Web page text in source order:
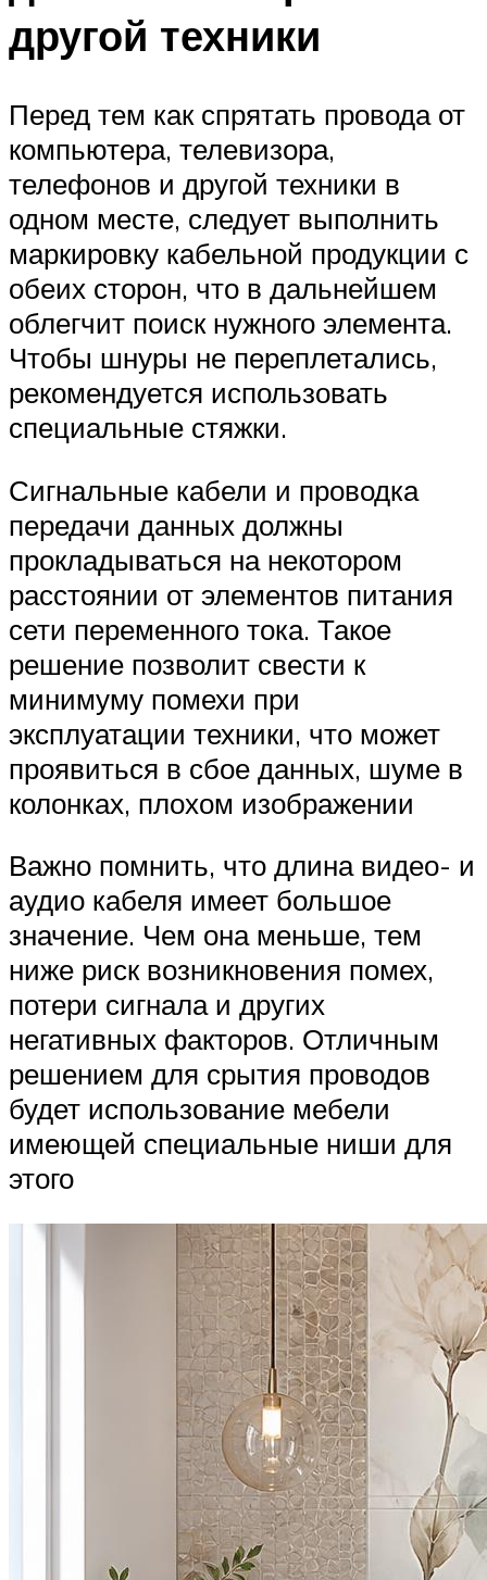
другой техники
Перед тем как спрятать провода от
компьютера, телевизора,
телефонов и другой техники в
одном месте, следует выполнить
маркировку кабельной продукции с
обеих сторон, что в дальнейшем
облегчит поиск нужного элемента.
Чтобы шнуры не переплетались,
рекомендуется использовать
специальные стяжки.
Сигнальные кабели и проводка
передачи данных должны
прокладываться на некотором
расстоянии от элементов питания
сети переменного тока. Такое
решение позволит свести к
минимуму помехи при
эксплуатации техники, что может
проявиться в сбое данных, шуме в
колонках, плохом изображении
Важно помнить, что длина видео- и
аудио кабеля имеет большое
значение. Чем она меньше, тем
ниже риск возникновения помех,
потери сигнала и других
негативных факторов. Отличным
решением для срытия проводов
будет использование мебели
имеющей специальные ниши для
этого